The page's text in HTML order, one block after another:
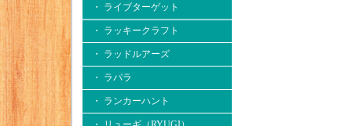
・ ライブターゲット
・ ラッキークラフト
・ ラッドルアーズ
・ ラパラ
・ ランカーハント